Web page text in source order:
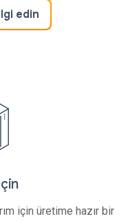
edin
için üretime hazır bir